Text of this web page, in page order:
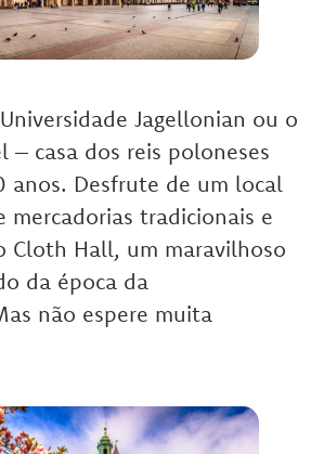
Jagellonian ou o
– casa dos reis poloneses
anos. Desfrute de um local
mercadorias tradicionais e
Cloth Hall, um maravilhoso
da época da
não espere muita